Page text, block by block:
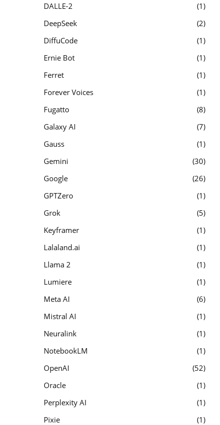
DALLE-2
1
DeepSeek
2
DiffuCode
1
Ernie Bot
1
Ferret
1
Forever Voices
1
Fugatto
8
Galaxy AI
7
Gauss
1
Gemini
30
Google
26
GPTZero
1
Grok
5
Keyframer
1
Lalaland.ai
1
Llama 2
1
Lumiere
1
Meta AI
6
Mistral AI
1
Neuralink
1
NotebookLM
1
OpenAI
52
Oracle
1
Perplexity AI
1
Pixie
1